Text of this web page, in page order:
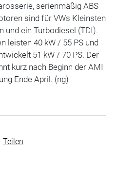
serienmäßig ABS
sind für VWs Kleinsten
und ein Turbodiesel (TDI).
leisten 40 kW / 55 PS und
51 kW / 70 PS. Der
kurz nach Beginn der AMI
Ende April. (ng)
Teilen